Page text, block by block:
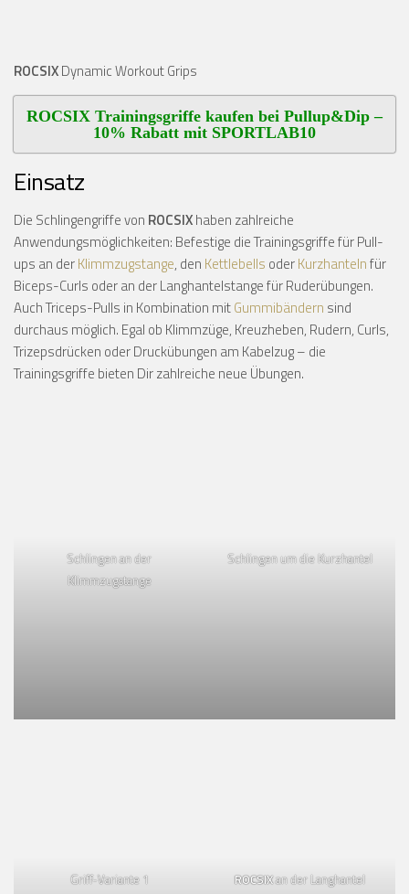
ROCSIXDynamic Workout Grips
ROCSIX Trainingsgriffe kaufen bei Pullup&Dip –
10% Rabatt mit SPORTLAB10
Einsatz
Die Schlingengriffe von ROCSIXhaben zahlreiche
Anwendungsmöglichkeiten: Befestige die Trainingsgriffe für Pull-
ups an derKlimmzugstange, den Kettlebells oderKurzhantelnfür
Biceps-Curls oder an der Langhantelstange für Ruderübungen.
Auch Triceps-Pulls in Kombination mitGummibändern sind
durchaus möglich. Egal ob Klimmzüge, Kreuzheben, Rudern, Curls,
Trizepsdrücken oder Druckübungen am Kabelzug – die
Trainingsgriffe bieten Dir zahlreiche neue Übungen.
Schlingen an der
Klimmzugstange
Schlingen um dieKurzhantel
Griff-Variante 1 ROCSIXan der Langhantel